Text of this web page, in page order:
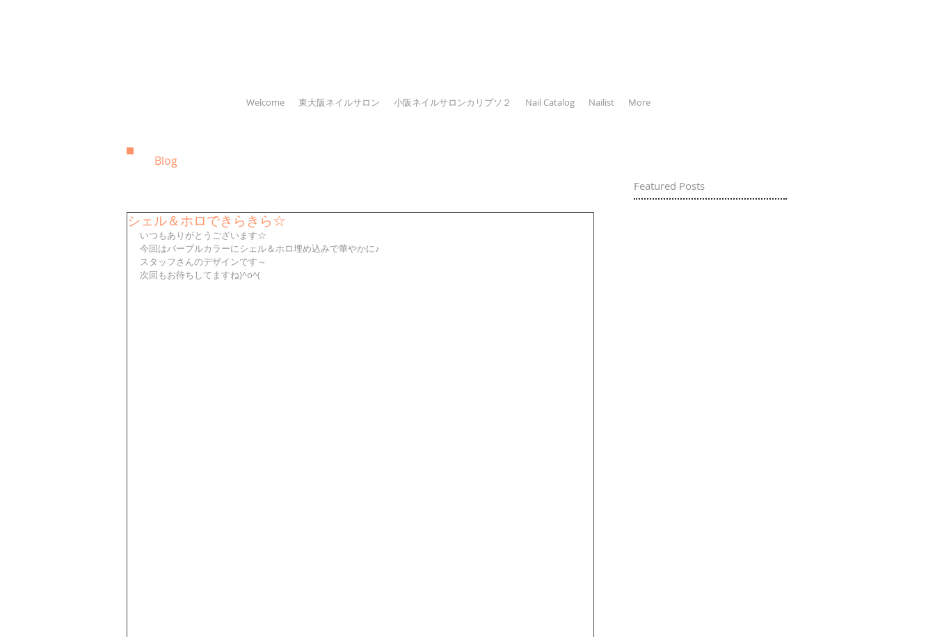
Welcome 東大阪ネイルサロン 小阪ネイルサロンカリプソ２ Nail Catalog Nailist More
Blog
Featured Posts
シェル＆ホロできらきら☆
いつもありがとうございます☆
今回はパープルカラーにシェル＆ホロ埋め込みで華やかに♪
スタッフさんのデザインです～
次回もお待ちしてますね)^o^(